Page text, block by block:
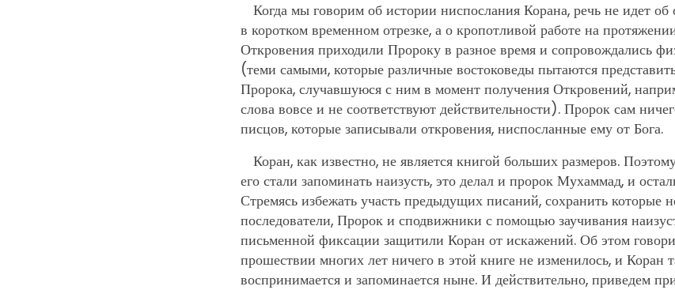
Когда мы говорим об истории ниспослания Корана, речь не идет
в коротком временном отрезке, а о кропотливой работе на
Откровения приходили Пророку в разное время и сопровождались
(теми самыми, которые различные востоковеды пытаются
Пророка, случавшуюся с ним в момент получения Откровений,
слова вовсе и не соответствуют действительности). Пророк сам
писцов, которые записывали откровения, ниспосланные ему от Бога.
Коран, как известно, не является книгой больших размеров.
его стали запоминать наизусть, это делал и пророк Мухаммад, и
Стремясь избежать участь предыдущих писаний, сохранить которые
последователи, Пророк и сподвижники с помощью заучивания
письменной фиксации защитили Коран от искажений. Об этом
прошествии многих лет ничего в этой книге не изменилось, и Коран
воспринимается и запоминается ныне. И действительно, приведем